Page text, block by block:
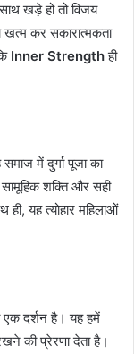
खड़े हों तो विजय
खत्म कर सकारात्मकता
Inner Strengthही
में दुर्गा पूजा का
शक्ति और सही
यह त्योहार महिलाओं
एक दर्शन है। यह हमें
की प्रेरणा देता है।